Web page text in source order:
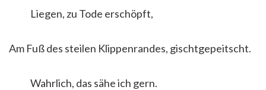
Liegen, zu Tode erschöpft,
Am Fuß des steilen Klippenrandes, gischtgepeitscht.
Wahrlich, das sähe ich gern.